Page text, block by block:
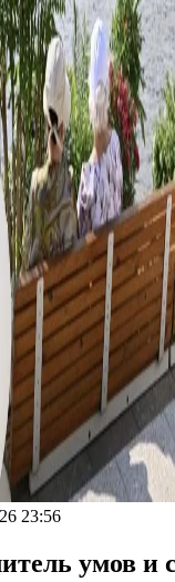
23:56
умов и